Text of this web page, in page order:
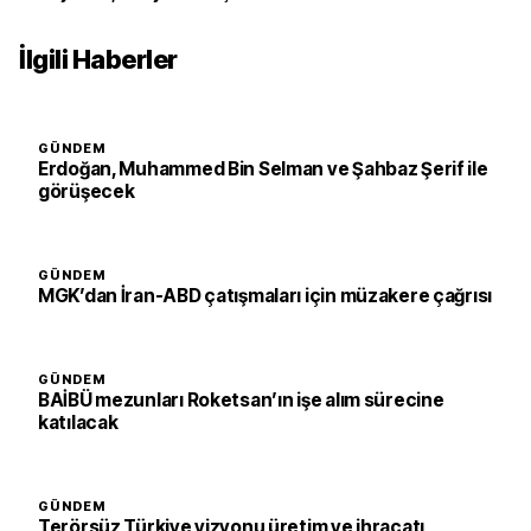
İlgili Haberler
GÜNDEM
Erdoğan, Muhammed Bin Selman ve Şahbaz Şerif ile
görüşecek
GÜNDEM
MGK’dan İran-ABD çatışmaları için müzakere çağrısı
GÜNDEM
BAİBÜ mezunları Roketsan’ın işe alım sürecine
katılacak
GÜNDEM